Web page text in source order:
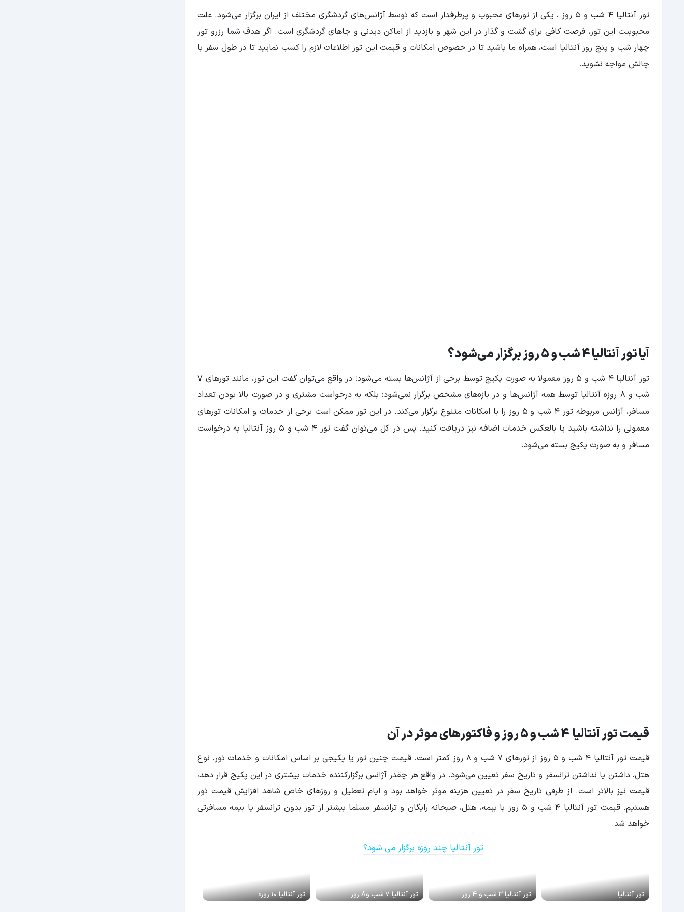
تور آنتالیا 4 شب و 5 روز ، یکی از تورهای محبوب و پرطرفدار است که توسط آژانس‌های گردشگری مختلف از ایران برگزار می‌
شود. علت
محبوبیت این تور، فرصت کافی برای گشت و گذار در این شهر و بازدید از اماکن دیدنی و جاهای گردشگری است. اگر هدف شما رزرو تور
چهار شب و پنج روز آنتالیا است، همراه ما باشید تا در خصوص امکانات و قیمت این تور اطلاعات لازم را کسب نمایید تا در طول سفر با
چالش مواجه نشوید.
آیا تور آنتالیا 4 شب و 5 روز برگزار می‌ شود؟
تور آنتالیا 4 شب و 5 روز معمولا به صورت پکیج توسط برخی از آژانس‌ها بسته می‌ شود؛ در واقع می‌
توان گفت این تور، مانند تور‌های 7
شب و 8 روزه آنتالیا توسط همه آژانس‌ها و در بازه‌های مشخص برگزار نمی‌شود؛ بلکه به درخواست مشتری و در صورت بالا بودن تعداد
مسافر، آژانس مربوطه تور 4 شب و 5 روز را با امکانات متنوع برگزار می‌
کند. در این تور ممکن است برخی از خدمات و امکانات تورهای
معمولی را نداشته باشید یا بالعکس خدمات اضافه نیز دریافت کنید. پس در کل می‌
توان گفت تور 4 شب و 5 روز آنتالیا به درخواست
مسافر و به صورت پکیج بسته می‌شود.
قیمت تور آنتالیا 4 شب و 5 روز و فاکتورهای موثر در آن
قیمت تور آنتالیا 4 شب و 5 روز از تورهای 7 شب و 8 روز کمتر است. قیمت چنین تور یا پکیجی بر اساس امکانات و خدمات تور، نوع
هتل، داشتن یا نداشتن ترانسفر و تاریخ سفر تعیین می‌شود. در واقع هر چقدر آژانس برگزارکننده خدمات بیشتری در این پکیج قرار دهد،
قیمت نیز بالاتر است. از طرفی تاریخ سفر در تعیین هزینه موثر خواهد بود و ایام تعطیل و روزهای خاص شاهد افزایش قیمت تور
هستیم. قیمت تور آنتالیا 4 شب و 5 روز با بیمه، هتل، صبحانه رایگان و ترانسفر مسلما بیشتر از تور بدون ترانسفر یا بیمه مسافرتی
خواهد شد.
تور آنتالیا چند روزه برگزار می شود؟
تور آنتالیا تور آنتالیا 3 شب و 4 روز تور آنتالیا 7 شب و8 روز تور آنتالیا 10 روزه